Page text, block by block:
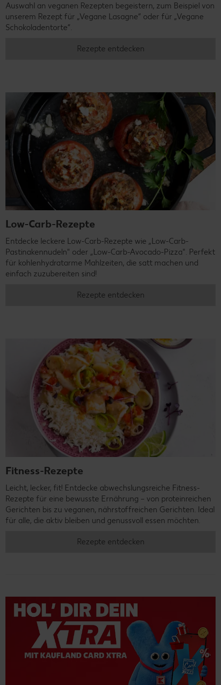
Auswahl an veganen Rezepten begeistern, zum Beispiel von
unserem Rezept für „Vegane Lasagne“ oder für „Vegane
Schokoladentorte“.
Rezepte entdecken
Low-Carb-Rezepte
Entdecke leckere Low-Carb-Rezepte wie „Low-Carb-
Pastinakennudeln" oder „Low-Carb-Avocado-Pizza". Perfekt
für kohlenhydratarme Mahlzeiten, die satt machen und
einfach zuzubereiten sind!
Rezepte entdecken
Fitness-Rezepte
Leicht, lecker, fit! Entdecke abwechslungsreiche Fitness-
Rezepte für eine bewusste Ernährung – von proteinreichen
Gerichten bis zu veganen, nährstoffreichen Gerichten. Ideal
für alle, die aktiv bleiben und genussvoll essen möchten.
Rezepte entdecken